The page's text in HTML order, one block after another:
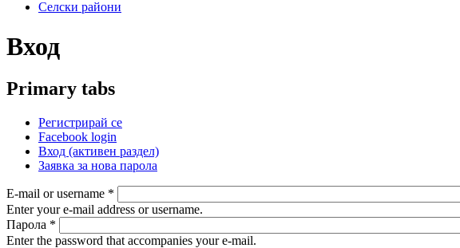
Селски райони
Вход
Primary tabs
Регистрирай се
Facebook login
Вход (активен раздел)
Заявка за нова парола
E-mail or username *
Enter your e-mail address or username.
Парола *
Enter the password that accompanies your e-mail.